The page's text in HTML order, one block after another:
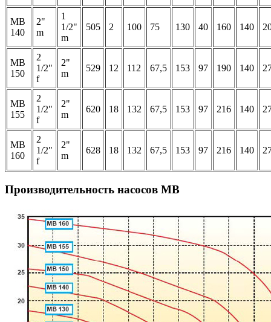
MB
140
2"
m
1
1/2"
m
505 2 100 75 130 40 160 140
MB
150
2
1/2"
f
2"
m
529 12 112 67,5 153 97 190 140
MB
155
2
1/2"
f
2"
m
620 18 132 67,5 153 97 216 140
MB
160
2
1/2"
f
2"
m
628 18 132 67,5 153 97 216 140
Производительность насосов MB